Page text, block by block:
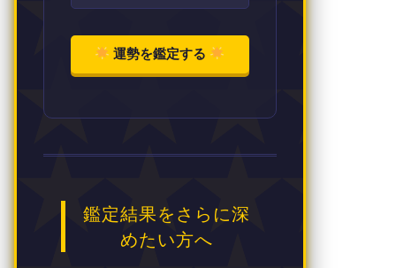
運勢を鑑定する
鑑定結果をさらに深
めたい方へ